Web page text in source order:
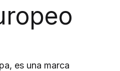
es una marca